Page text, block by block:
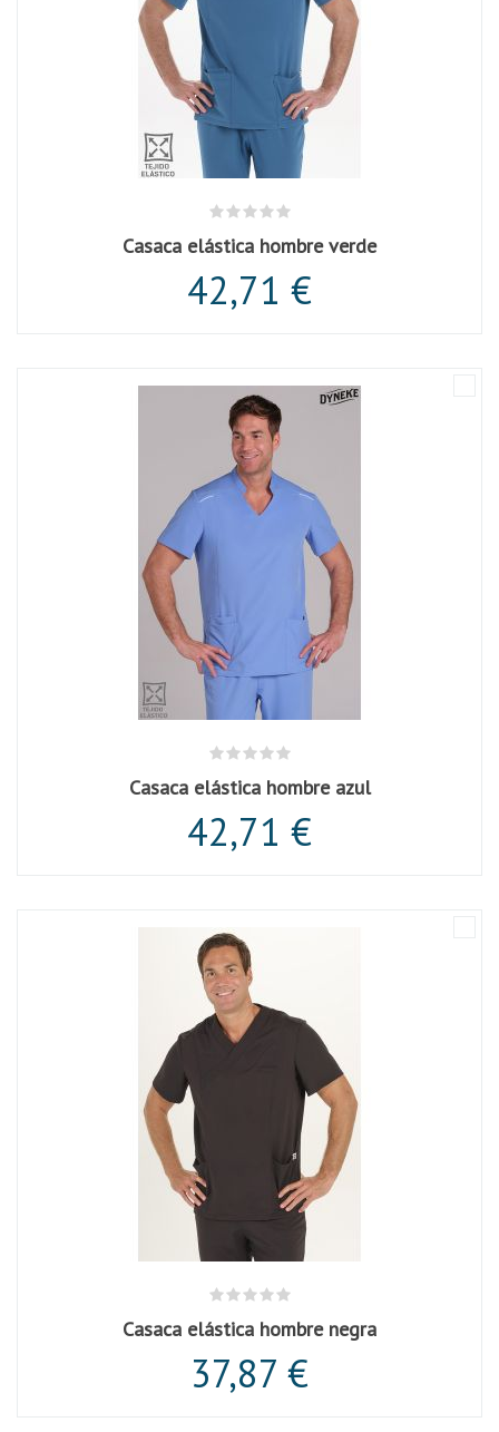
Casaca elástica hombre verde
42,71 €
Casaca elástica hombre azul
42,71 €
Casaca elástica hombre negra
37,87 €